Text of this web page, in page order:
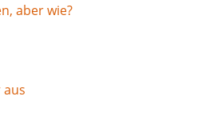
aber wie?